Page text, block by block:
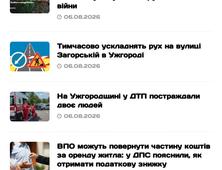
війни
06.08.2026
Тимчасово ускладнять рух на вулиці
Загорській в Ужгороді
06.08.2026
На Ужгородщині у ДТП постраждали
двоє людей
06.08.2026
ВПО можуть повернути частину коштів
за оренду житла: у ДПС пояснили, як
отримати податкову знижку